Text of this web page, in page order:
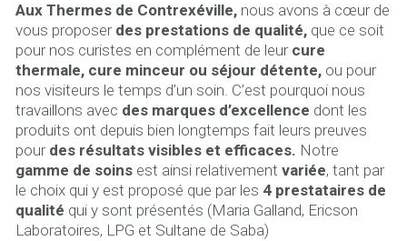
Aux Thermes de Contrexéville, nous avons à cœur de
vous proposer des prestations de qualité, que ce soit
pour nos curistes en complément de leur cure
thermale, cure minceur ou séjour détente, ou pour
nos visiteurs le temps d’un soin. C’est pourquoi nous
travaillons avec des marques d’excellence dont les
produits ont depuis bien longtemps fait leurs preuves
pour des résultats visibles et efficaces. Notre
gamme de soins est ainsi relativement variée, tant par
le choix qui y est proposé que par les 4 prestataires de
qualité qui y sont présentés (Maria Galland, Ericson
Laboratoires, LPG et Sultane de Saba)